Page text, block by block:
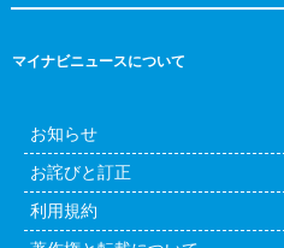
マイナビニュースについて
お知らせ
お詫びと訂正
利用規約